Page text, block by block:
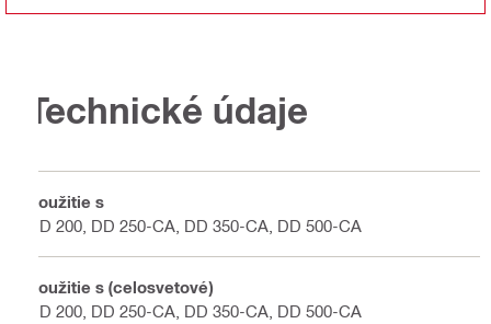
Technické údaje
Použitie s
DD 200, DD 250-CA, DD 350-CA, DD 500-CA
Použitie s (celosvetové)
DD 200, DD 250-CA, DD 350-CA, DD 500-CA